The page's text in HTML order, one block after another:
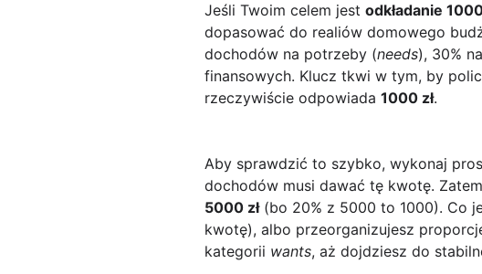
Jeśli Twoim celem jest odkładanie
dopasować do realiów domowego
dochodów na potrzeby (needs), 30%
finansowych. Klucz tkwi w tym, by
rzeczywiście odpowiada 1000 zł.
Aby sprawdzić to szybko, wykonaj
dochodów musi dawać tę kwotę.
5000 zł(bo 20% z 5000 to 1000). Co
kwotę), albo przeorganizujesz
kategorii wants, aż dojdziesz do